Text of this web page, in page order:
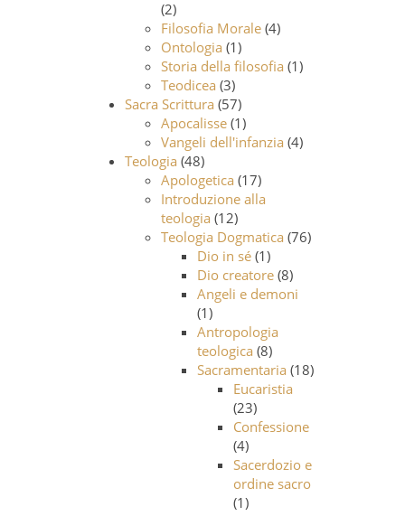
(2)
Filosofia Morale(4)
Ontologia (1)
Storia della filosofia (1)
Teodicea (3)
Sacra Scrittura (57)
Apocalisse(1)
Vangeli dell'infanzia (4)
Teologia (48)
Apologetica (17)
Introduzione alla
teologia (12)
Teologia Dogmatica (76)
Dio in sé(1)
Dio creatore(8)
Angeli e demoni
(1)
Antropologia
teologica (8)
Sacramentaria (18)
Eucaristia
(23)
Confessione
(4)
Sacerdozio e
ordine sacro
(1)